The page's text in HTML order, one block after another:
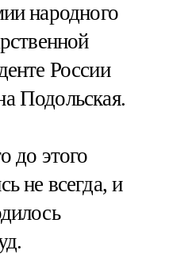
народного
России
Подольская.
до этого
не всегда, и